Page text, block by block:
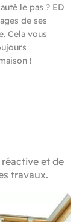
le pas ? ED
de ses
Cela vous
!
et de
travaux.